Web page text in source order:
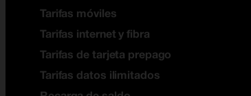
Tarifas móviles
Tarifas internet y fibra
Tarifas de tarjeta prepago
Tarifas datos ilimitados